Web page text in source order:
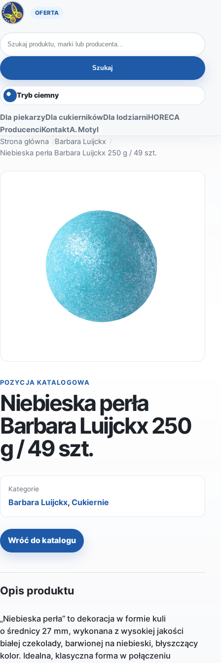
Oferta A. Motyl
Szukaj produktów
Szukaj
Tryb ciemny
Dla piekarzyDla cukiernikówDla lodziarniHORECA
ProducenciKontaktA. Motyl
Strona główna
Barbara Luijckx
Niebieska perła Barbara Luijckx 250 g / 49 szt.
POZYCJA KATALOGOWA
Niebieska perła
Barbara Luijckx 250
g / 49 szt.
Kategorie
Barbara Luijckx, Cukiernie
Wróć do katalogu
Opis produktu
„Niebieska perła” to dekoracja w formie kuli
o średnicy 27 mm, wykonana z wysokiej jakości
białej czekolady, barwionej na niebieski, błyszczący
kolor. Idealna, klasyczna forma w połączeniu